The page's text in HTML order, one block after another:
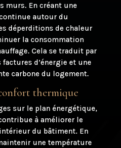
murs. En créant une
autour du
déperditions de chaleur
la consommation
Cela se traduit par
d’énergie et une
carbone du logement.
thermique
sur le plan énergétique,
à améliorer le
du bâtiment. En
une température